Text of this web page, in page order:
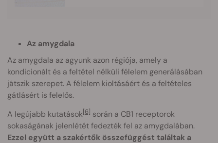
Az amygdala
Az amygdala az agyunk azon régiója, amely a
kondicionált és a feltétel nélküli félelem generálásában
játszik szerepet. A félelem kioltásáért és a feltételes
gátlásért is felelős.
A legújabb kutatások[6] során a CB1 receptorok
sokaságának jelenlétét fedezték fel az amygdalában.
Ezzel együtt a szakértők összefüggést találtak a